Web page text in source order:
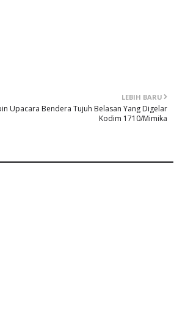
LEBIH BARU
Upacara Bendera Tujuh Belasan Yang Digelar
Kodim 1710/Mimika